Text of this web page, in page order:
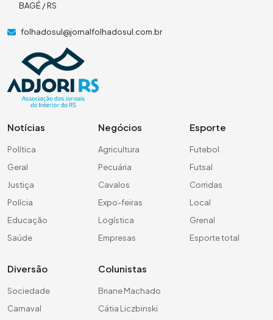
BAGÉ / RS
folhadosul@jornalfolhadosul.com.br
Notícias
Política
Geral
Justiça
Polícia
Educação
Saúde
Negócios
Agricultura
Pecuária
Cavalos
Expo-feiras
Logística
Empresas
Esporte
Futebol
Futsal
Corridas
Local
Grenal
Esporte total
Diversão
Sociedade
Carnaval
Colunistas
Briane Machado
Cátia Liczbinski